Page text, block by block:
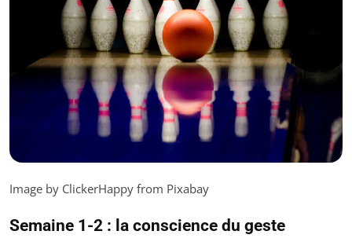
Image by ClickerHappy from Pixabay
Semaine 1-2 : la conscience du geste